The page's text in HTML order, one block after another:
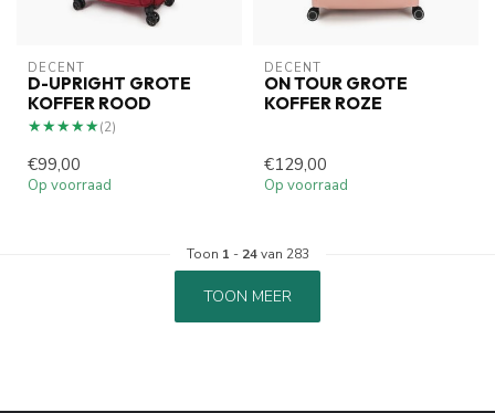
DECENT
D-UPRIGHT GROTE
KOFFER ROOD
★★★★★
★★★★★(2)
€99,00
Op voorraad
DECENT
ON TOUR GROTE
KOFFER ROZE
€129,00
Op voorraad
Toon 1 - 24van 283
TOON MEER